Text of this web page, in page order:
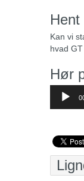
Kan vi
hvad
Hør